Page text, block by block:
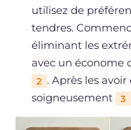
utilisez de
tendres.
éliminant les
avec un économe
2 . Après les
soigneusement
3